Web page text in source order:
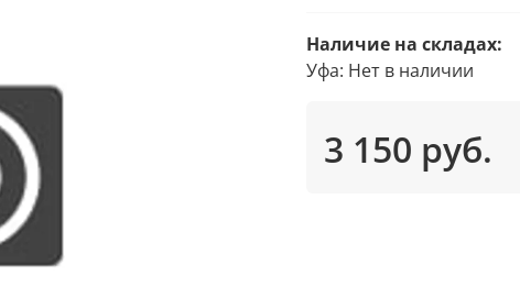
Наличие на складах:
Уфа: Нет в наличии
3 150 руб.